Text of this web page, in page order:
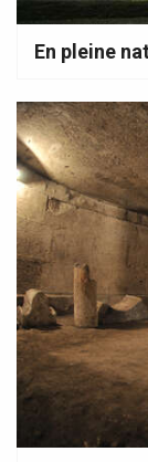
En pleine